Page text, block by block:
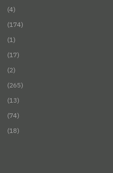
(4)
(174)
(1)
(17)
(2)
(265)
(13)
(74)
(18)